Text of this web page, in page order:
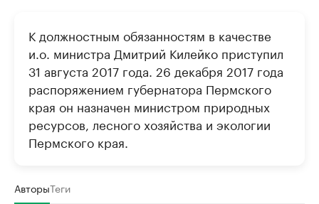
К должностным обязанностям в качестве
и.о. министра Дмитрий Килейко приступил
31 августа 2017 года. 26 декабря 2017 года
распоряжением губернатора Пермского
края он назначен министром природных
ресурсов, лесного хозяйства и экологии
Пермского края.
АвторыТеги